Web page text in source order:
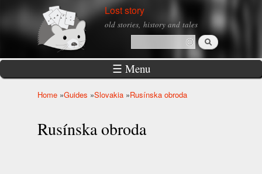
Skip to
main
Lost story
old stories, history and tales
Search form
Search
☰ Menu
Home »Guides »Slovakia »Rusínska obroda
Rusínska obroda